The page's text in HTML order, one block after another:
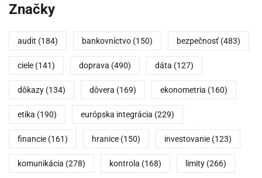
Značky
audit (184) bankovníctvo (150) bezpečnosť (483)
ciele (141) doprava (490) dáta (127)
dôkazy (134) dôvera (169) ekonometria (160)
etika (190) európska integrácia (229)
financie (161) hranice (150) investovanie (123)
komunikácia (278) kontrola (168) limity (266)